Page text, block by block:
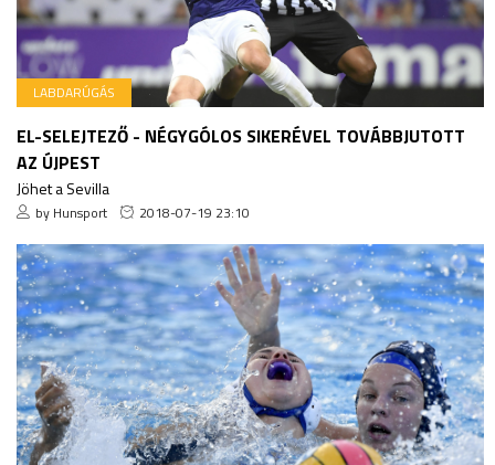
LABDARÚGÁS
EL-SELEJTEZŐ - NÉGYGÓLOS SIKERÉVEL TOVÁBBJUTOTT
AZ ÚJPEST
Jöhet a Sevilla
by Hunsport 2018-07-19 23:10